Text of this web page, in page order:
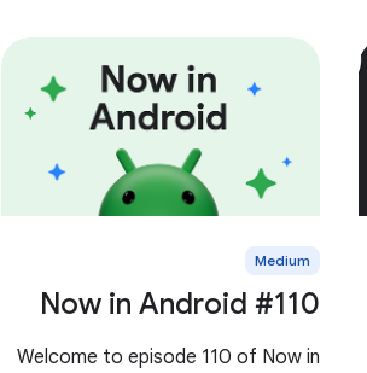
Medium
Now in Android #110
Welcome to episode 110 of Now in